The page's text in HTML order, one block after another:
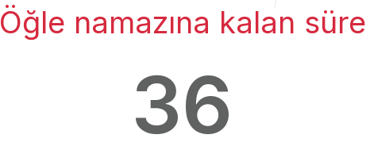
Öğle namazına kalan süre
36